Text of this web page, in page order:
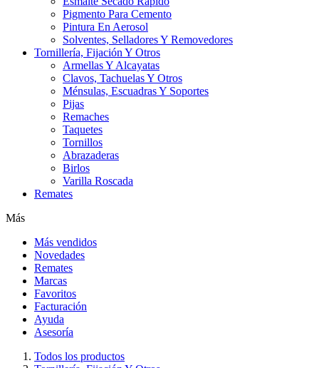
Pigmento Para Cemento
Pintura En Aerosol
Solventes, Selladores Y Removedores
Tornillería, Fijación Y Otros
Armellas Y Alcayatas
Clavos, Tachuelas Y Otros
Ménsulas, Escuadras Y Soportes
Pijas
Remaches
Taquetes
Tornillos
Abrazaderas
Birlos
Varilla Roscada
Remates
Más
Más vendidos
Novedades
Remates
Marcas
Favoritos
Facturación
Ayuda
Asesoría
Todos los productos